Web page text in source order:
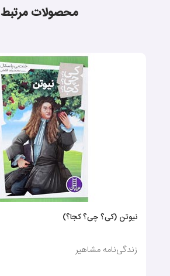
محصولات مرتبط
نیوتن (کی؟ چی؟ کجا؟)
زندگی‌نامه‌ مشاهیر